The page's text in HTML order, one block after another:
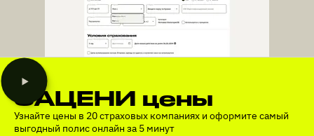
ЗАЦЕНИ цены
Узнайте цены в 20 страховых компаниях и оформите самый
выгодный полис онлайн за 5 минут